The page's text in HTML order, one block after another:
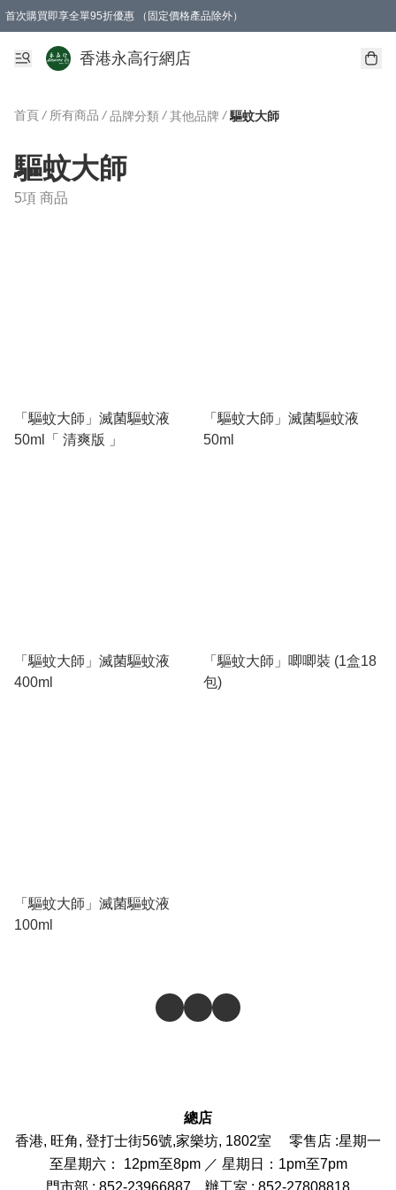
首次購買即享全單95折優惠 （固定價格產品除外）
澳門地區購物滿$800免運費
香港地區購物滿$600免運費
購買滿HK$1000即可免費獲得一個GEARLEX Small Ear Carabiner 2.0 扣環（贈品
香港永高行網店
首頁 / 所有商品 / 品牌分類 / 其他品牌 / 驅蚊大師
驅蚊大師
5項 商品
「驅蚊大師」滅菌驅蚊液
50ml「 清爽版 」
「驅蚊大師」滅菌驅蚊液
50ml
「驅蚊大師」滅菌驅蚊液
400ml
「驅蚊大師」唧唧裝 (1盒18
包)
「驅蚊大師」滅菌驅蚊液
100ml
總店
香港, 旺角, 登打士街56號,家樂坊, 1802室 零售店 :星期一
至星期六： 12pm至8pm ／ 星期日：1pm至7pm
門市部 : 852-23966887 辦工室 : 852-27808818